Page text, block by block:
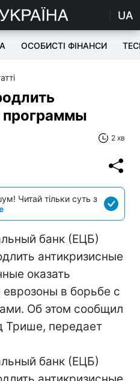
UA
ОСОБИСТІ ФІНАНСИ
программы
2 хв
Читай тільки суть з
банк (ЕЦБ)
антикризисные
оказать
в борьбе с
Об этом сообщил
Трише, передает
банк (ЕЦБ)